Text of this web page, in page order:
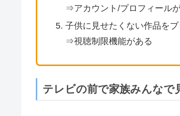
⇒アカウント/プロフィール
子供に見せたくない作品をブ
⇒視聴制限機能がある
テレビの前で家族みんなで